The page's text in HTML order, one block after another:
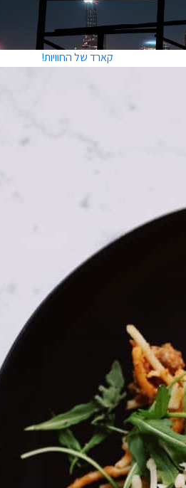
שירותים
Mixcard – הגיפט
קארד של החוויות!
2021 ©